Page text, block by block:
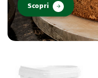
Scopri